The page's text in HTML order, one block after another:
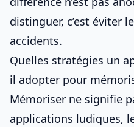
distinguer, c’est éviter
accidents.
Quelles stratégies un
il adopter pour
Mémoriser ne signifie
applications ludiques,